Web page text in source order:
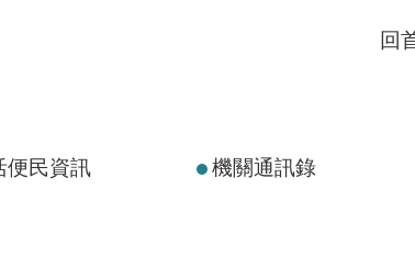
回
便民資訊 機關通訊錄